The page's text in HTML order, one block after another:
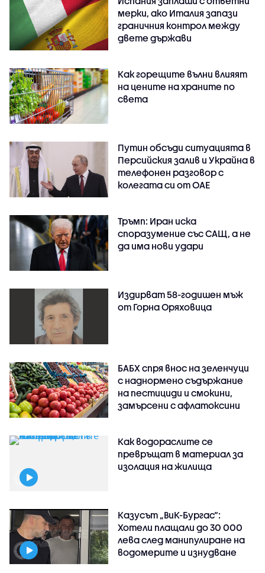
мерки, ако Италия запази
граничния контрол между
двете държави
Как горещите вълни влияят
на цените на храните по
света
Путин обсъди ситуацията в
Персийския залив и Украйна в
телефонен разговор с
колегата си от ОАЕ
Тръмп: Иран иска
споразумение със САЩ, а не
да има нови удари
Издирват 58-годишен мъж
от Горна Оряховица
БАБХ спря внос на зеленчуци
с наднормено съдържание
на пестициди и смокини,
замърсени с афлатоксини
Как водораслите се
превръщат в материал за
изолация на жилища
Казусът „ВиК-Бургас“:
Хотели плащали до 30 000
лева след манипулиране на
водомерите и изнудване